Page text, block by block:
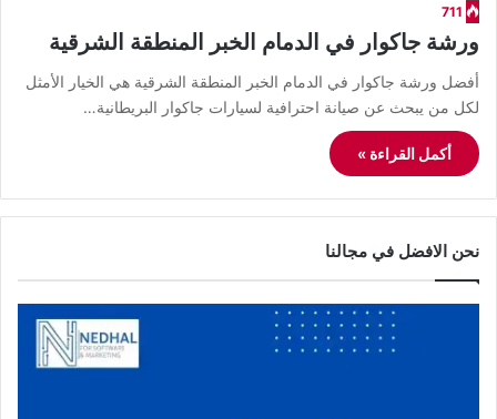
711
ورشة جاكوار في الدمام الخبر المنطقة الشرقية
أفضل ورشة جاكوار في الدمام الخبر المنطقة الشرقية هي الخيار الأمثل
لكل من يبحث عن صيانة احترافية لسيارات جاكوار البريطانية…
أكمل القراءة »
نحن الافضل في مجالنا